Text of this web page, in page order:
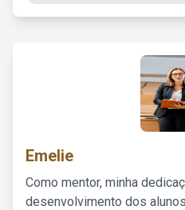
Emelie
Como mentor, minha
desenvolvimento dos